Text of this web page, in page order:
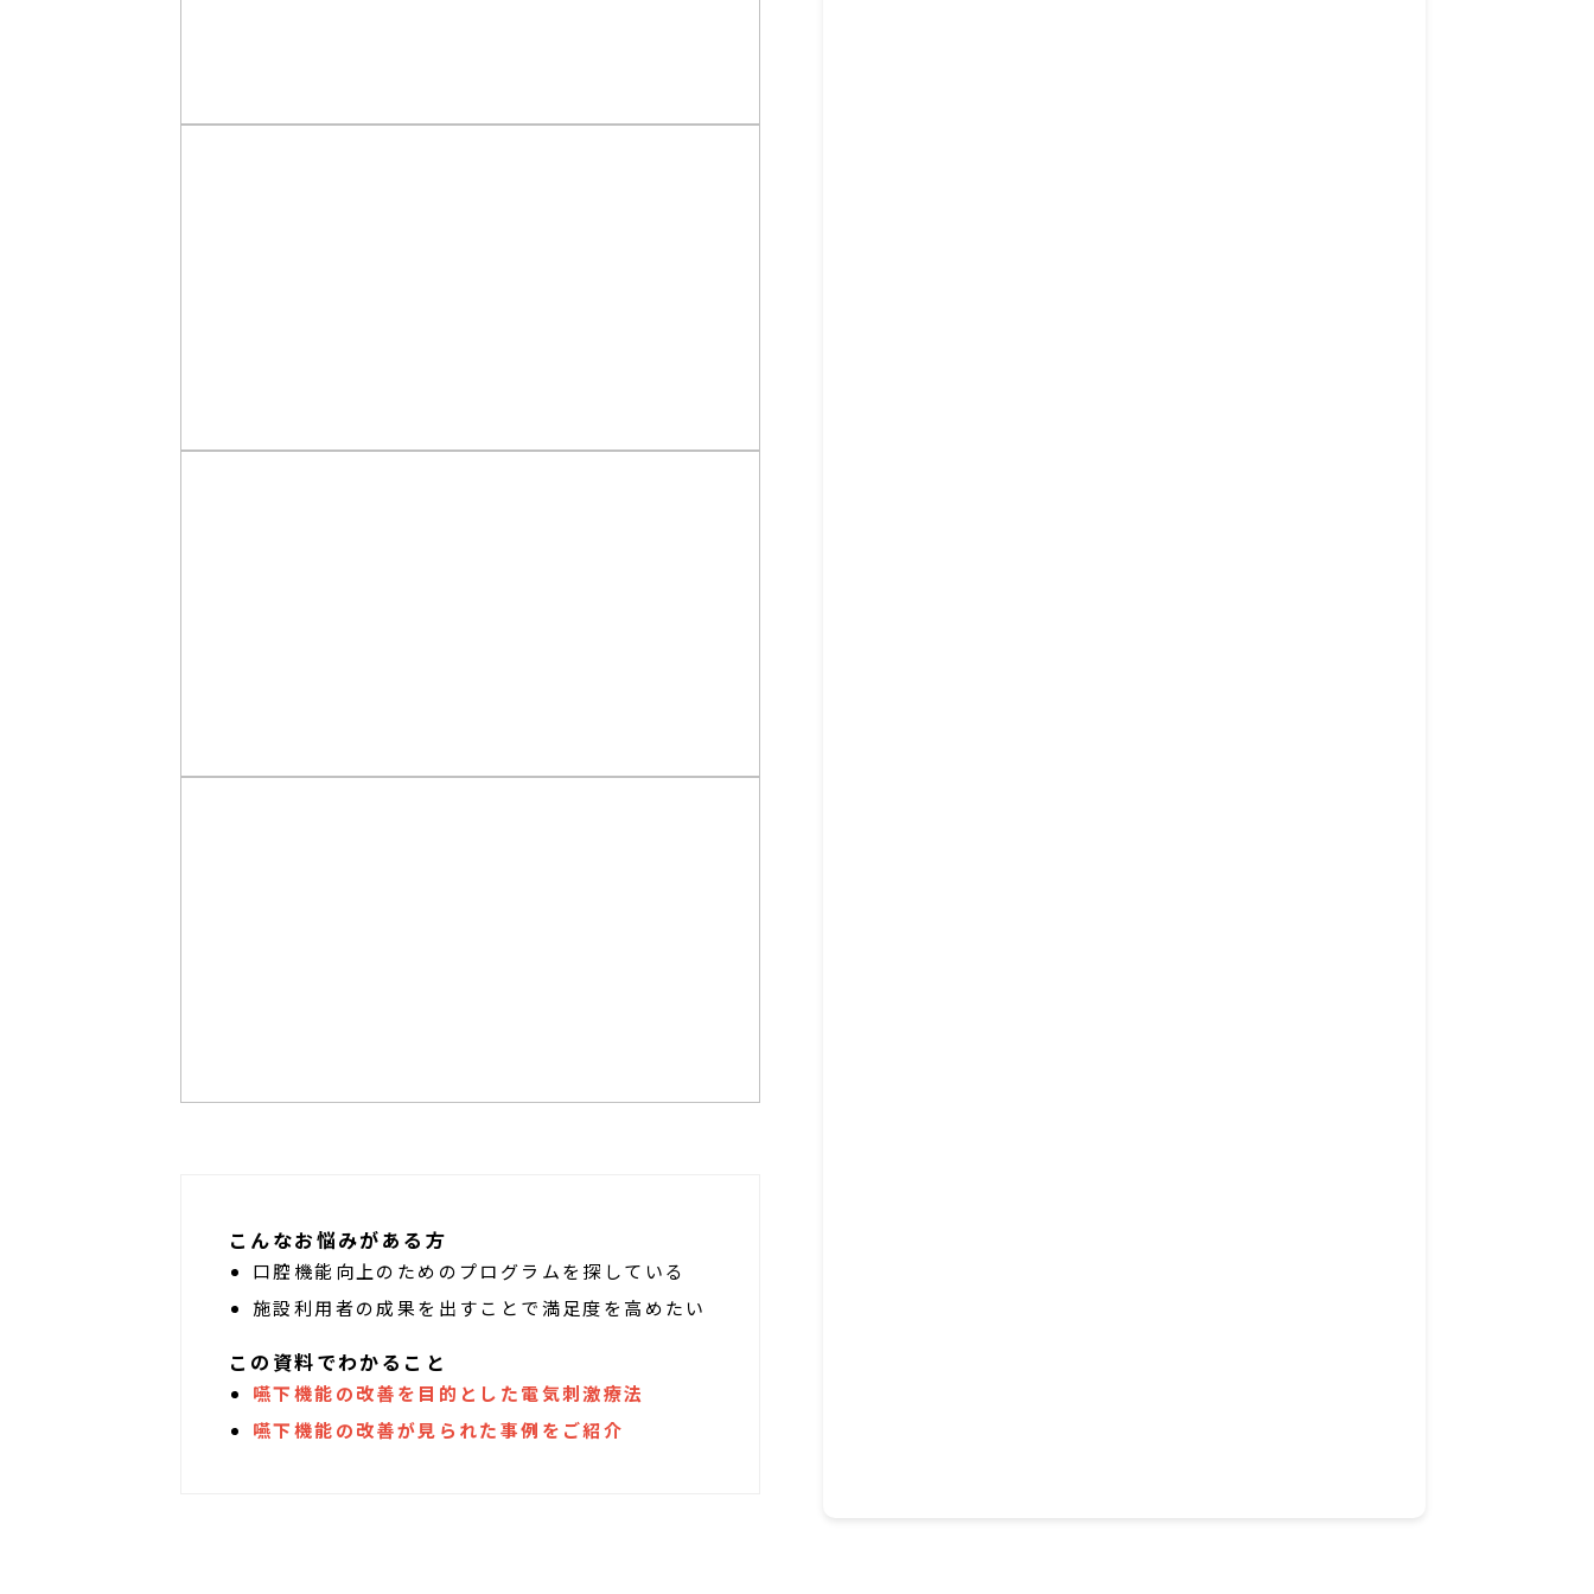
こんなお悩みがある方
口腔機能向上のためのプログラムを探している
施設利用者の成果を出すことで満足度を高めたい
この資料でわかること
嚥下機能の改善を目的とした電気刺激療法
嚥下機能の改善が見られた事例をご紹介